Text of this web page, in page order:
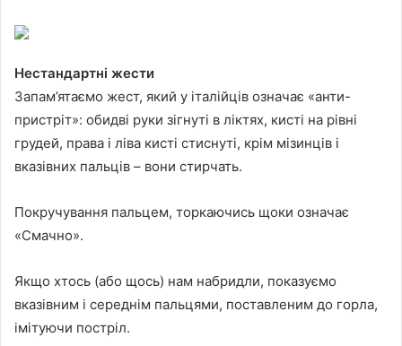
Нестандартні жести
Запам’ятаємо жест, який у італійців означає «анти-
пристріт»: обидві руки зігнуті в ліктях, кисті на рівні
грудей, права і ліва кисті стиснуті, крім мізинців і
вказівних пальців – вони стирчать.
Покручування пальцем, торкаючись щоки означає
«Смачно».
Якщо хтось (або щось) нам набридли, показуємо
вказівним і середнім пальцями, поставленим до горла,
імітуючи постріл.